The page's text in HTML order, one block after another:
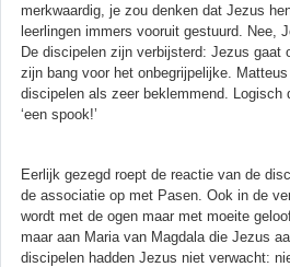
merkwaardig, je zou denken dat Jezus
leerlingen immers vooruit gestuurd. Nee,
De discipelen zijn verbijsterd: Jezus gaat
zijn bang voor het onbegrijpelijke.
discipelen als zeer beklemmend. Logisch
‘een spook!’
Eerlijk gezegd roept de reactie van de
de associatie op met Pasen. Ook in de
wordt met de ogen maar met moeite
maar aan Maria van Magdala die Jezus
discipelen hadden Jezus niet verwacht: